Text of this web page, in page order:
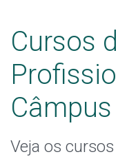
Qualificação
Cursos
Câmpus
Veja os